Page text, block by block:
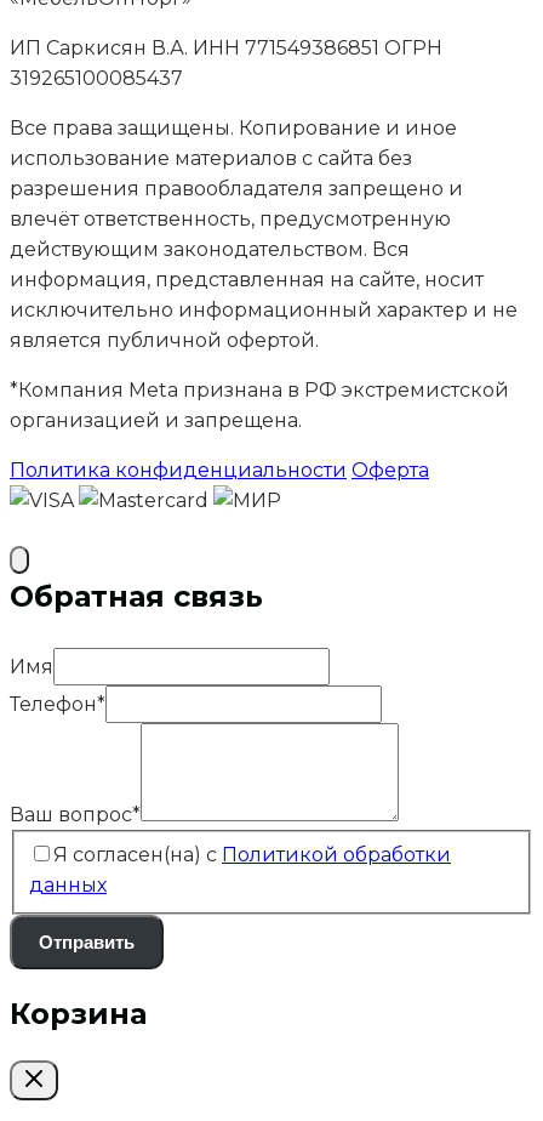
ИП Саркисян В.А. ИНН 771549386851 ОГРН
319265100085437
Все права защищены. Копирование и иное
использование материалов с сайта без
разрешения правообладателя запрещено и
влечёт ответственность, предусмотренную
действующим законодательством. Вся
информация, представленная на сайте, носит
исключительно информационный характер и не
является публичной офертой.
*Компания Meta признана в РФ экстремистской
организацией и запрещена.
Политика конфиденциальности Оферта
Обратная связь
Имя
Телефон*
Ваш вопрос*
Я согласен(на) с Политикой обработки
данных
Отправить
Корзина